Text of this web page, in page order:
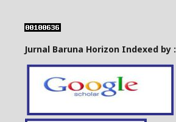
Jurnal Baruna Horizon Indexed by :